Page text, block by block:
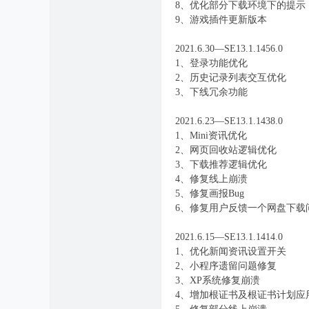
8、优化部分下载环境下的提示
9、游戏插件更新版本
2021.6.30—SE13.1.1456.0
1、登录功能优化
2、历史记录列表交互优化
3、下线冗余功能
2021.6.23—SE13.1.1438.0
1、Mini资讯优化
2、网页回收站逻辑优化
3、下载推荐逻辑优化
4、修复线上崩溃
5、修复画报Bug
6、修复用户反馈一个网盘下载
2021.6.15—SE13.1.1414.0
1、优化新闻资讯设置开关
2、小程序遗留问题修复
3、XP系统修复崩溃
4、增加根证书及根证书计划应